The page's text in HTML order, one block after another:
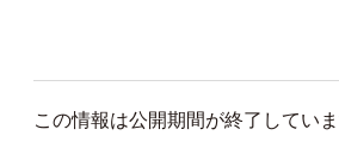
この情報は公開期間が終了していま